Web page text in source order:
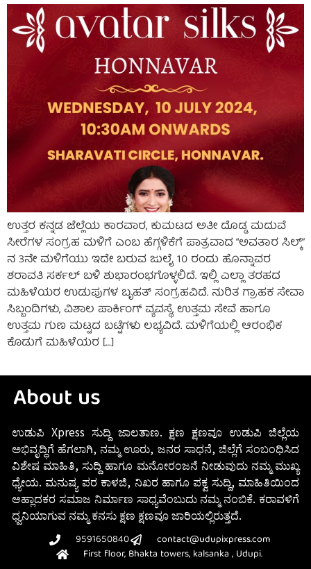
ಉತ್ತರ ಕನ್ನಡ ಜೆಲ್ಲೆಯ ಕಾರವಾರ, ಕುಮಟದ ಅತೀ ದೊಡ್ಡ ಮದುವೆ
ಸೀರೆಗಳ ಸಂಗ್ರಹ ಮಳಿಗೆ ಎಂಬ ಹೆಗ್ಗಳಿಕೆಗೆ ಪಾತ್ರವಾದ “ಅವತಾರ ಸಿಲ್ಕ್”
ನ 3ನೇ ಮಳಿಗೆಯು ಇದೇ ಬರುವ ಜುಲೈ 10 ರಂದು ಹೊನ್ನಾವರ
ಶರಾವತಿ ಸರ್ಕಲ್ ಬಳಿ ಶುಭಾರಂಭಗೊಳ್ಳಲಿದೆ. ಇಲ್ಲಿ ಎಲ್ಲಾ ತರಹದ
ಮಹಿಳೆಯರ ಉಡುಪುಗಳ ಬೃಹತ್ ಸಂಗ್ರಹವಿದೆ. ನುರಿತ ಗ್ರಾಹಕ ಸೇವಾ
ಸಿಬ್ಬಂದಿಗಳು, ವಿಶಾಲ ಪಾರ್ಕಿಂಗ್ ವ್ಯವಸ್ಥೆ, ಉತ್ತಮ ಸೇವೆ ಹಾಗೂ
ಉತ್ತಮ ಗುಣ ಮಟ್ಟದ ಬಟ್ಟೆಗಳು ಲಭ್ಯವಿದೆ. ಮಳಿಗೆಯಲ್ಲಿ ಆರಂಭಿಕ
ಕೊಡುಗೆ ಮಹಿಳೆಯರ […]
About us
ಉಡುಪಿ Xpress ಸುದ್ದಿ ಜಾಲತಾಣ. ಕ್ಷಣ ಕ್ಷಣವೂ ಉಡುಪಿ ಜಿಲ್ಲೆಯ
ಅಭಿವೃದ್ಧಿಗೆ ಹೆಗಲಾಗಿ, ನಮ್ಮ ಊರು, ಜನರ ಸಾಧನೆ, ಜಿಲ್ಲೆಗೆ ಸಂಬಂಧಿಸಿದ
ವಿಶೇಷ ಮಾಹಿತಿ, ಸುದ್ದಿ ಹಾಗೂ ಮನೋರಂಜನೆ ನೀಡುವುದು ನಮ್ಮ ಮುಖ್ಯ
ಧ್ಯೇಯ. ಮನುಷ್ಯ ಪರ ಕಾಳಜಿ, ನಿಖರ ಹಾಗೂ ಪಕ್ವ ಸುದ್ದಿ, ಮಾಹಿತಿಯಿಂದ
ಆಹ್ಲಾದಕರ ಸಮಾಜ ನಿರ್ಮಾಣ ಸಾಧ್ಯವೆಂಬುದು ನಮ್ಮ ನಂಬಿಕೆ. ಕರಾವಳಿಗೆ
ಧ್ವನಿಯಾಗುವ ನಮ್ಮ ಕನಸು ಕ್ಷಣ ಕ್ಷಣವೂ ಜಾರಿಯಲ್ಲಿರುತ್ತದೆ.
9591650840
contact@udupixpress.com
First floor, Bhakta towers, kalsanka , Udupi.